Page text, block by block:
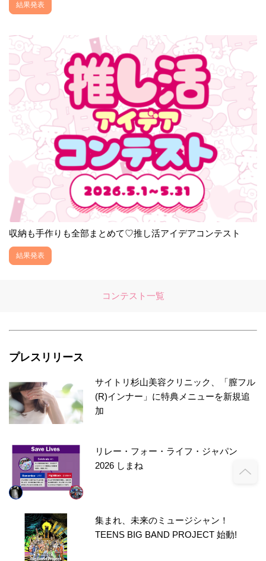
結果発表
収納も手作りも全部まとめて♡推し活アイデアコンテスト
結果発表
コンテスト一覧
プレスリリース
サイトリ杉山美容クリニック、「膣フル
(R)インナー」に特典メニューを新規追
加
リレー・フォー・ライフ・ジャパン
2026 しまね
集まれ、未来のミュージシャン！
TEENS BIG BAND PROJECT 始動!